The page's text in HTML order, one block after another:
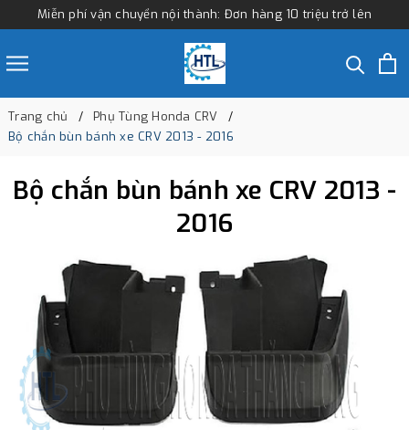
Miễn phí vận chuyển nội thành: Đơn hàng 10 triệu trở lên
Trang chủ
Phụ Tùng Honda CRV
Bộ chắn bùn bánh xe CRV 2013 - 2016
Bộ chắn bùn bánh xe CRV 2013 -
2016